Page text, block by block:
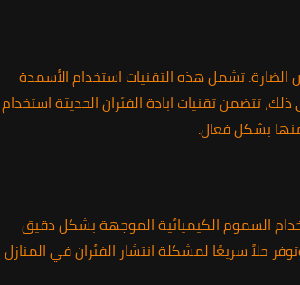
الضارة. تشمل هذه التقنيات استخدام الأسمدة
تتضمن تقنيات ابادة الفئران الحديثة استخدام
منها بشكل فعال.
السموم الكيميائية الموجهة بشكل دقيق
حلاً سريعًا لمشكلة انتشار الفئران في المنازل